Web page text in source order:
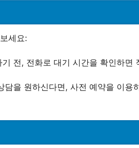
세요:
전, 전화로 대기 시간을 확인하면
담을 원하신다면, 사전 예약을 이용